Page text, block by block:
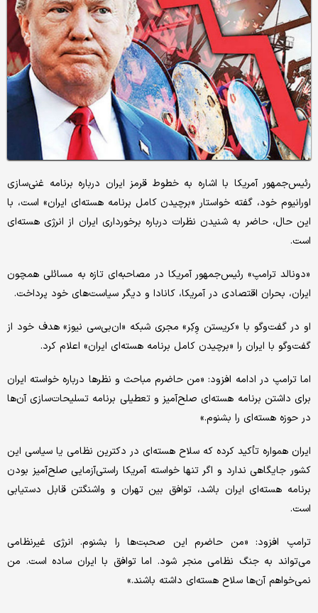
رئیس‌جمهور آمریکا با اشاره به خطوط قرمز ایران درباره برنامه غنی‌سازی
اورانیوم خود، گفته خواستار «برچیدن کامل برنامه هسته‌ای ایران» است، با
این حال، حاضر به شنیدن نظرات درباره برخورداری ایران از انرژی هسته‌ای
است.
«دونالد ترامپ» رئیس‌جمهور آمریکا در مصاحبه‌ای تازه به مسائلی همچون
ایران، بحران اقتصادی در آمریکا، کانادا و دیگر سیاست‌های خود پرداخت.
او در گفت‌وگو با «کریستن وِکِر» مجری شبکه «ان‌بی‌سی نیوز» هدف خود از
گفت‌وگو با ایران را «برچیدن کامل برنامه هسته‌ای ایران» اعلام کرد.
اما ترامپ در ادامه افزود: «من حاضرم مباحث و نظرها درباره خواسته ایران
برای داشتن برنامه هسته‌ای صلح‌آمیز و تعطیلی برنامه تسلیحات‌سازی آن‌ها
در حوزه هسته‌ای را بشنوم.»
ایران همواره تأکید کرده که سلاح هسته‌ای در دکترین نظامی یا سیاسی این
کشور جایگاهی ندارد و اگر تنها خواسته آمریکا راستی‌آزمایی صلح‌آمیز بودن
برنامه هسته‌ای ایران باشد، توافق بین تهران و واشنگتن قابل دستیابی
است.
ترامپ افزود: «من حاضرم این صحبت‌ها را بشنوم. انرژی غیرنظامی
می‌تواند به جنگ نظامی منجر شود. اما توافق با ایران ساده‌ است. من
نمی‌خواهم آن‌ها سلاح هسته‌ای داشته باشند.»